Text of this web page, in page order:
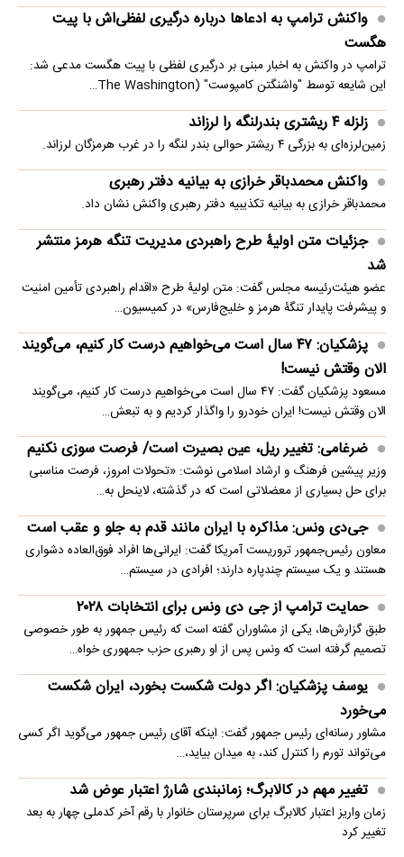
واکنش ترامپ به ادعاها درباره درگیری لفظی‌اش با پیت
هگست
ترامپ در واکنش به اخبار مبنی بر درگیری لفظی با پیت هگست مدعی شد:
این شایعه توسط "واشنگتن کامپوست" (The Washington…
زلزله ۴ ریشتری بندرلنگه را لرزاند
زمین‌لرزه‌ای به بزرگی ۴ ریشتر حوالی بندر لنگه را در غرب هرمزگان لرزاند.
واکنش محمدباقر خرازی به بیانیه دفتر رهبری
محمدباقر خرازی به بیانیه تکذیبیه دفتر رهبری واکنش نشان داد.
جزئیات متن اولیۀ طرح راهبردی مدیریت تنگه هرمز منتشر
شد
عضو هیئت‌رئیسه مجلس گفت: متن اولیۀ طرح «اقدام راهبردی تأمین امنیت
و پیشرفت پایدار تنگۀ هرمز و خلیج‌فارس» در کمیسیون…
پزشکیان: ۴۷ سال است می‌خواهیم درست کار کنیم، می‌گویند
الان وقتش نیست!
مسعود پزشکیان گفت: ۴۷ سال است می‌خواهیم درست کار کنیم، می‌گویند
الان وقتش نیست! ایران خودرو را واگذار کردیم و به تبعش…
ضرغامی: تغییر ریل، عین بصیرت است/ فرصت سوزی نکنیم
وزیر پیشین فرهنگ و ارشاد اسلامی نوشت: «تحولات امروز، فرصت مناسبی
برای حل بسیاری از معضلاتی‌ است که در گذشته، لاینحل به…
جی‌دی ونس: مذاکره با ایران مانند قدم به جلو و عقب است
معاون رئیس‌جمهور تروریست آمریکا گفت: ایرانی‌ها افراد فوق‌العاده دشواری
هستند و یک سیستم چندپاره دارند؛ افرادی در سیستم…
حمایت ترامپ از جی دی ونس برای انتخابات ۲۰۲۸
طبق گزارش‌ها، یکی از مشاوران گفته است که رئیس جمهور به طور خصوصی
تصمیم گرفته است که ونس پس از او رهبری حزب جمهوری خواه…
یوسف پزشکیان: اگر دولت شکست بخورد، ایران شکست
می‌خورد
مشاور رسانه‌ای رئیس جمهور گفت: اینکه آقای رئیس جمهور می‌گوید اگر کسی
می‌تواند تورم را کنترل کند، به میدان بیاید،…
تغییر مهم در کالابرگ؛ زمانبندی‌ شارژ اعتبار عوض شد
زمان واریز اعتبار کالابرگ برای سرپرستان خانوار با رقم آخر کدملی چهار به بعد
تغییر کرد